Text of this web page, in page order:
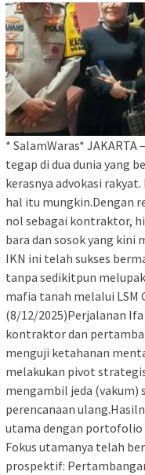
* SalamWaras*
tegap di dua dunia yang
kerasnya advokasi
hal itu mungkin.Dengan
nol sebagai kontraktor,
bara dan sosok yang kini
IKN ini telah sukses
tanpa sedikitpun
mafia tanah melalui LSM
(8/12/2025)Perjalanan
kontraktor dan
menguji ketahanan
melakukan pivot
mengambil jeda (vakum)
perencanaan
utama dengan portofolio
Fokus utamanya telah
prospektif: